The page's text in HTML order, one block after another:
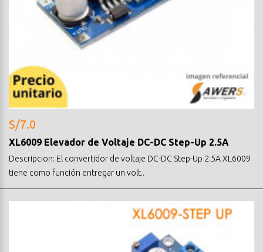
S/7.0
XL6009 Elevador de Voltaje DC-DC Step-Up 2.5A
Descripcion: El convertidor de voltaje DC-DC Step-Up 2.5A XL6009
tiene como función entregar un volt..